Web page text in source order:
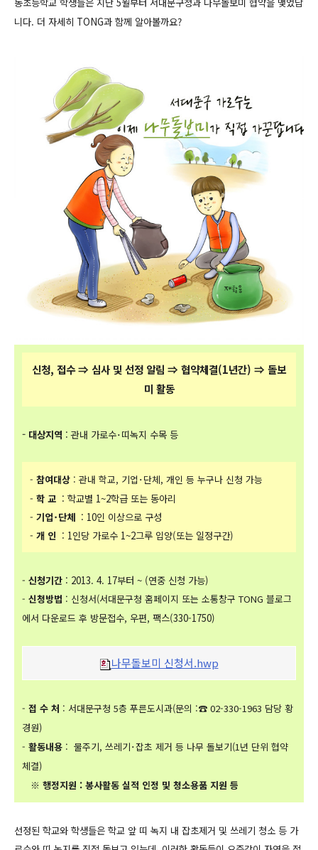
니다. 더 자세히 TONG과 함께 알아볼까요?
신청, 접수 ⇒ 심사 및 선정 알림 ⇒ 협약체결(1년간) ⇒ 돌보
미 활동
- 대상지역 : 관내 가로수･띠녹지 수목 등
- 참여대상 : 관내 학교, 기업･단체, 개인 등 누구나 신청 가능
- 학 교 : 학교별 1~2학급 또는 동아리
- 기업･단체 : 10인 이상으로 구성
- 개 인 : 1인당 가로수 1~2그루 입양(또는 일정구간)
- 신청기간 : 2013. 4. 17부터 ~ (연중 신청 가능)
- 신청방법 : 신청서(서대문구청 홈페이지 또는 소통창구 TONG 블로그
에서 다운로드 후 방문접수, 우편, 팩스(330-1750)
나무돌보미 신청서.hwp
- 접 수 처 : 서대문구청 5층 푸른도시과(문의 :☎ 02-330-1963 담당 황
경원)
- 활동내용 : 물주기, 쓰레기･잡초 제거 등 나무 돌보기(1년 단위 협약
체결)
※ 행정지원 : 봉사활동 실적 인정 및 청소용품 지원 등
선정된 학교와 학생들은 학교 앞 띠 녹지 내 잡초제거 및 쓰레기 청소 등 가